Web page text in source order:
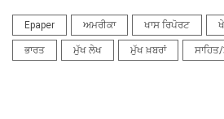
Epaper ਅਮਰੀਕਾ ਖਾਸ ਰਿਪੋਰਟ
ਭਾਰਤ ਮੁੱਖ ਲੇਖ ਮੁੱਖ ਖ਼ਬਰਾਂ